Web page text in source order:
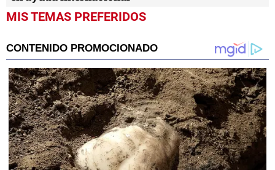
MIS TEMAS PREFERIDOS